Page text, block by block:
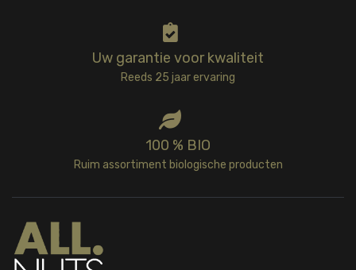
Uw garantie voor kwaliteit
Reeds 25 jaar ervaring
100 % BIO
Ruim assortiment biologische producten